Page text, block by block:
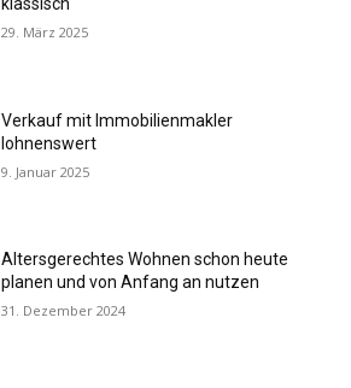
29. März 2025
Verkauf mit Immobilienmakler
lohnenswert
9. Januar 2025
Altersgerechtes Wohnen schon heute
planen und von Anfang an nutzen
31. Dezember 2024